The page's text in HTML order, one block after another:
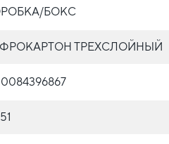
БОКС
ТРЕХСЛОЙНЫЙ